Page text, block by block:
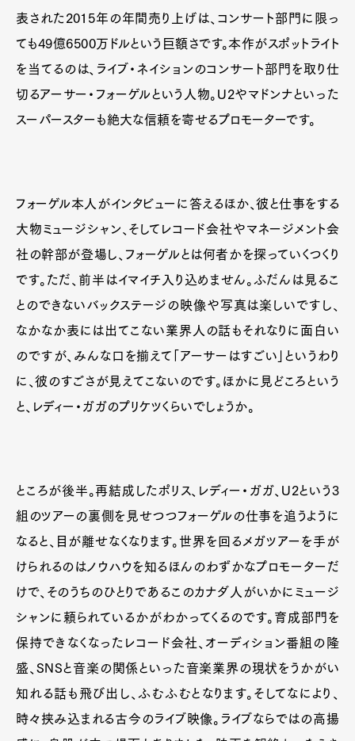
表された2015年の年間売り上げは、コンサート部門に限っ
ても49億6500万ドルという巨額さです。本作がスポットライト
を当てるのは、ライブ・ネイションのコンサート部門を取り仕
切るアーサー・フォーゲルという人物。U2やマドンナといった
スーパースターも絶大な信頼を寄せるプロモーターです。
フォーゲル本人がインタビューに答えるほか、彼と仕事をする
大物ミュージシャン、そしてレコード会社やマネージメント会
社の幹部が登場し、フォーゲルとは何者かを探っていくつくり
です。ただ、前半はイマイチ入り込めません。ふだんは見るこ
とのできないバックステージの映像や写真は楽しいですし、
なかなか表には出てこない業界人の話もそれなりに面白い
のですが、みんな口を揃えて「アーサーはすごい」というわり
に、彼のすごさが見えてこないのです。ほかに見どころという
と、レディー・ガガのプリケツくらいでしょうか。
ところが後半。再結成したポリス、レディー・ガガ、U2という3
組のツアーの裏側を見せつつフォーゲルの仕事を追うように
なると、目が離せなくなります。世界を回るメガツアーを手が
けられるのはノウハウを知るほんのわずかなプロモーターだ
けで、そのうちのひとりであるこのカナダ人がいかにミュージ
シャンに頼られているかがわかってくるのです。育成部門を
保持できなくなったレコード会社、オーディション番組の隆
盛、SNSと音楽の関係といった音楽業界の現状をうかがい
知れる話も飛び出し、ふむふむとなります。そしてなにより、
時々挟み込まれる古今のライブ映像。ライブならではの高揚